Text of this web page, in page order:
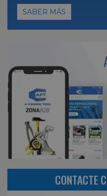
SABER MÁS
CONTACTE